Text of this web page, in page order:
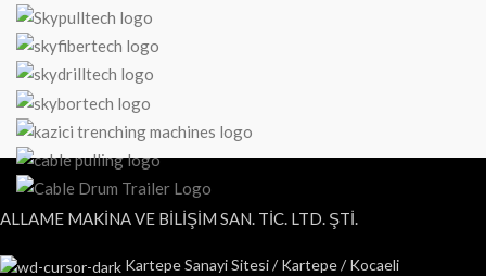
ALLAME MAKİNA VE BİLİŞİM SAN. TİC. LTD. ŞTİ.
Kartepe Sanayi Sitesi / Kartepe / Kocaeli